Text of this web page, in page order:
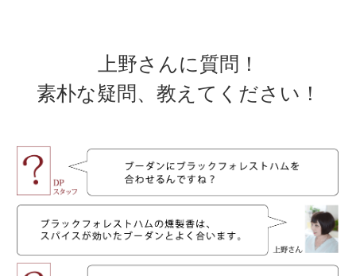
上野さんに質問！
素朴な疑問、教えてください！